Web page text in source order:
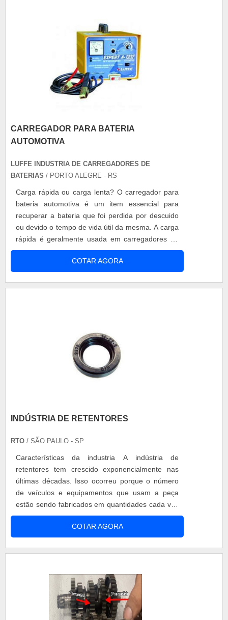
CARREGADOR PARA BATERIA
AUTOMOTIVA
LUFFE INDUSTRIA DE CARREGADORES DE
BATERIAS / PORTO ALEGRE - RS
Carga rápida ou carga lenta? O carregador para
bateria automotiva é um item essencial para
recuperar a bateria que foi perdida por descuido
ou devido o tempo de vida útil da mesma. A carga
rápida é geralmente usada em carregadores de
baixo custo, isto significa aplicar níveis de
correntes elevados para reduzir o tempo de
recarga. A elevação da corrente provoca
COTAR AGORA
INDÚSTRIA DE RETENTORES
RTO / SÃO PAULO - SP
Características da industria A indústria de
retentores tem crescido exponencialmente nas
últimas décadas. Isso ocorreu porque o número
de veículos e equipamentos que usam a peça
estão sendo fabricados em quantidades cada vez
maiores. Aplicações dos retentores Os tipos de
retentores são peças utilizadas para vedação, ou
seja, são colocados para prevenir a passagem de
COTAR AGORA